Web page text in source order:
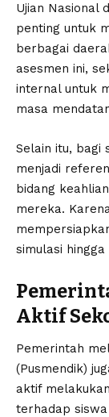
Ujian Nasional
penting untuk
berbagai
asesmen ini,
internal untuk
masa
Selain itu, bagi
menjadi
bidang
mereka.
simulasi
Aktif
Pemerintah
(Pusmendik)
aktif
terhadap siswa